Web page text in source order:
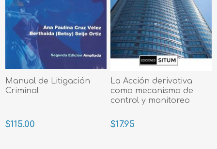
Manual de Litigación
Criminal
$115.00
La Acción derivativa
como mecanismo de
control y monitoreo
$17.95